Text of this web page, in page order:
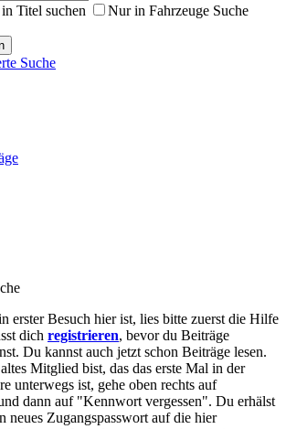
Titel suchen
Nur in Fahrzeuge Suche
Suche
erster Besuch hier ist, lies bitte zuerst die Hilfe
dich registrieren, bevor du Beiträge
Du kannst auch jetzt schon Beiträge lesen.
Mitglied bist, das das erste Mal in der
unterwegs ist, gehe oben rechts auf
dann auf "Kennwort vergessen". Du erhälst
neues Zugangspasswort auf die hier